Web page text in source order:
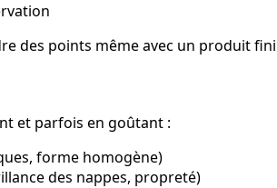
des points même avec un produit
et parfois en goûtant :
forme homogène)
des nappes, propreté)